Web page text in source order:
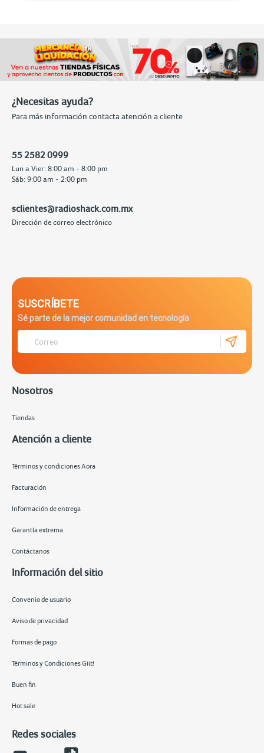
¿Necesitas ayuda?
Para más información contacta atención a cliente
55 2582 0999
Lun a Vier: 8:00 am - 8:00 pm
Sáb: 9:00 am - 2:00 pm
sclientes@radioshack.com.mx
Dirección de correo electrónico
SUSCRÍBETE
Sé parte de la mejor comunidad en tecnología
Nosotros
Tiendas
Atención a cliente
Términos y condiciones Aora
Facturación
Información de entrega
Garantía extrema
Contáctanos
Información del sitio
Convenio de usuario
Aviso de privacidad
Formas de pago
Términos y Condiciones Giit!
Buen fin
Hot sale
Redes sociales